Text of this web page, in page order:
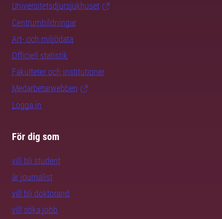
Universitetsdjursjukhuset
Centrumbildningar
Art- och miljödata
Officiell statistik
Fakulteter och institutioner
Medarbetarwebben
Logga in
För dig som
vill bli student
är journalist
vill bli doktorand
vill söka jobb